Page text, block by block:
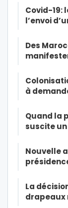
Covid-19:
l’envoi
Des
à
Quand la
suscite
Nouvelle
La
drapeaux